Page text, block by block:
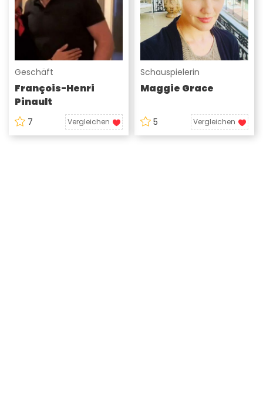
Geschäft
François-Henri
Pinault
7 Vergleichen
Schauspielerin
Maggie Grace
5 Vergleichen